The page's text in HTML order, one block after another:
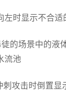
左时显示不合适
的场景中的液
流池
刺攻击时倒置显